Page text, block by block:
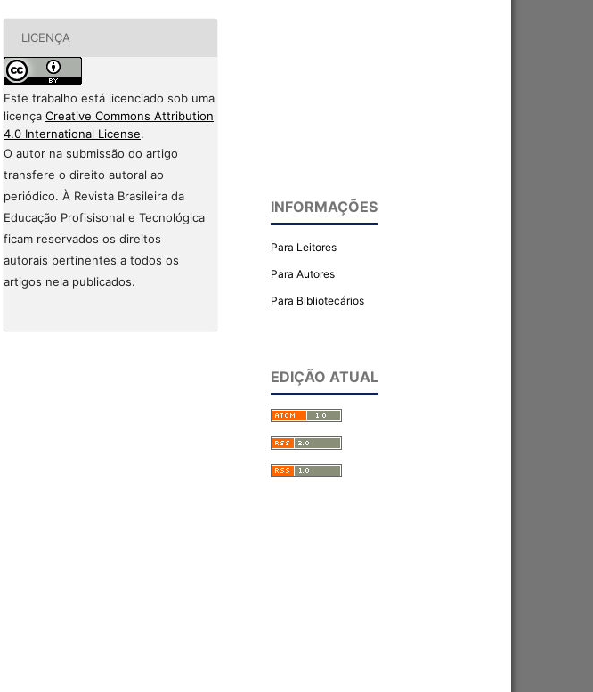
LICENÇA
Este trabalho está licenciado sob uma
licença Creative Commons Attribution
4.0 International License.
O autor na submissão do artigo
transfere o direito autoral ao
periódico. À Revista Brasileira da
Educação Profisisonal e Tecnológica
ficam reservados os direitos
autorais pertinentes a todos os
artigos nela publicados.
INFORMAÇÕES
Para Leitores
Para Autores
Para Bibliotecários
EDIÇÃO ATUAL